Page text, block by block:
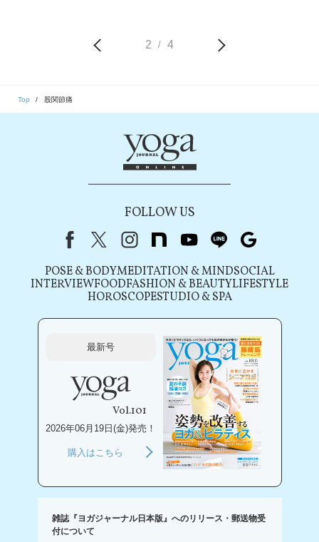
2 / 4
Top 股関節痛
FOLLOW US
FacebookX（旧Twitter）
instagram
note youtubeline
POSE & BODYMEDITATION & MINDSOCIAL
INTERVIEWFOODFASHION & BEAUTYLIFESTYLE
HOROSCOPESTUDIO & SPA
最新号
Vol.101
2026年06月19日(金)発売！
購入はこちら
雑誌『ヨガジャーナル日本版』へのリリース・郵送物受
付について